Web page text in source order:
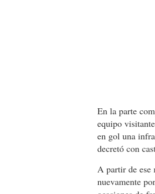
En la parte
equipo
en gol una
decretó con
A partir de ese
nuevamente